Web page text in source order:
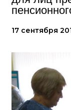
17 сентября